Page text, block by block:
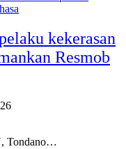
kekerasan
Resmob
Tondano…